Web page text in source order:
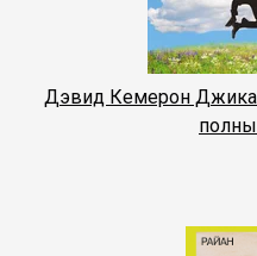
Дэвид Кемерон